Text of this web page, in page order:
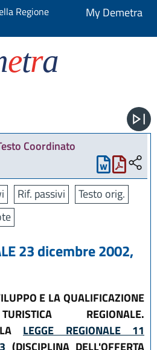
Regione
My Demetra
etra
Coordinato
Rif. passivi
Testo orig.
23 dicembre 2002,
E LA QUALIFICAZIONE
REGIONALE.
LEGGE REGIONALE 11
(DISCIPLINA DELL'OFFERTA